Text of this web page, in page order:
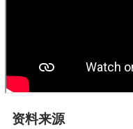
资料来源